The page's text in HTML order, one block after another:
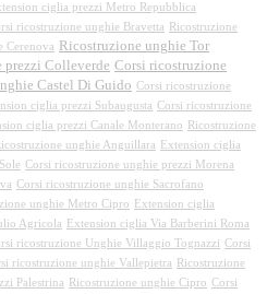
ciglia prezzi Metro Repubblica
ricostruzione unghie Bravetta
Ricostruzione
Cerenova
Ricostruzione unghie Tor
prezzi Colleverde Corsi ricostruzione
Castel Di Guido Corsi ricostruzione
ciglia prezzi Subaugusta Corsi ricostruzione
ciglia prezzi Canale Monterano
Ricostruzione
unghie Anguillara
Extension ciglia
Corsi ricostruzione unghie prezzi Morena
Corsi ricostruzione unghie Sacrofano
unghie Metro Cipro
Extension ciglia
Agricola
Extension ciglia Via Barberini Roma
ricostruzione Unghie Villaggio Tognazzi Corsi
ricostruzione unghie Vallepietra
Ricostruzione
Palestrina Ricostruzione unghie Cipro Corsi